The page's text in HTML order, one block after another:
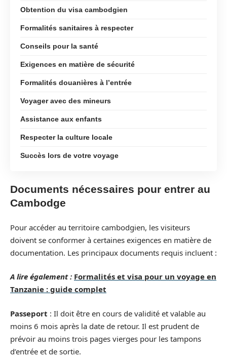
Obtention du visa cambodgien
Formalités sanitaires à respecter
Conseils pour la santé
Exigences en matière de sécurité
Formalités douanières à l’entrée
Voyager avec des mineurs
Assistance aux enfants
Respecter la culture locale
Succès lors de votre voyage
Documents nécessaires pour entrer au
Cambodge
Pour accéder au territoire cambodgien, les visiteurs
doivent se conformer à certaines exigences en matière de
documentation. Les principaux documents requis incluent :
A lire également : Formalités et visa pour un voyage en
Tanzanie : guide complet
Passeport : Il doit être en cours de validité et valable au
moins 6 mois après la date de retour. Il est prudent de
prévoir au moins trois pages vierges pour les tampons
d’entrée et de sortie.